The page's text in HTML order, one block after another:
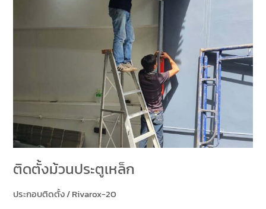
ติดตั้งม้วนประตูเหล็ก
ประกอบติดตั้ง/Rivarox-20